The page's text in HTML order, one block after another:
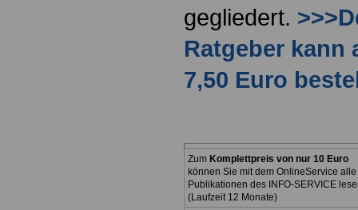
gegliedert.
Ratgeber kann
7,50 Euro
Zum Komplettpreis von nur 10 Euro
können Sie mit dem OnlineService alle
Publikationen des INFO-SERVICE
(Laufzeit 12 Monate)